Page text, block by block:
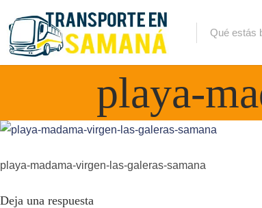
playa-
playa-madama-virgen-las-galeras-samana
Deja una respuesta